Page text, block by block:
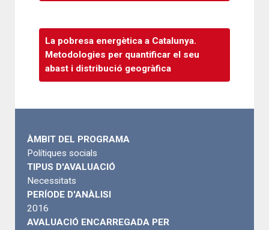
La pobresa energètica a Catalunya.
Metodologies per quantificar el seu
abast i distribució geogràfica
ÀMBIT DEL PROGRAMA
Polítiques socials
TIPUS D'AVALUACIÓ
Necessitats
PERÍODE D'ANÀLISI
2016
AVALUACIÓ ENCARREGADA PER